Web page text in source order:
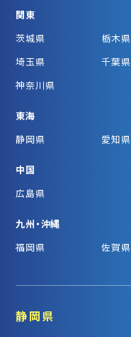
関東
茨城県
栃木県
埼玉県
千葉県
神奈川県
東海
静岡県
愛知県
中国
広島県
九州・沖縄
福岡県
佐賀県
静岡県